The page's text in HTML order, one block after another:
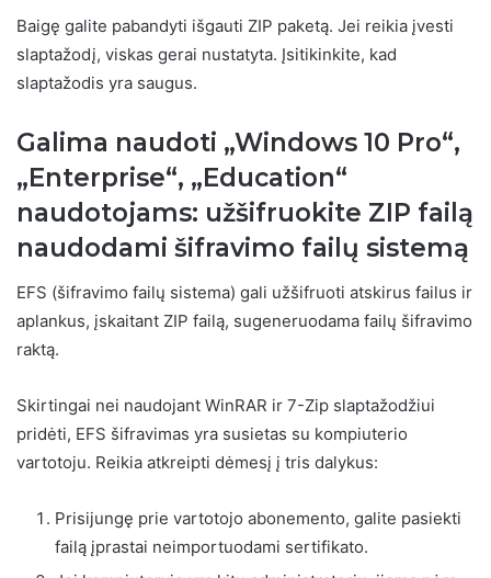
Baigę galite pabandyti išgauti ZIP paketą. Jei reikia įvesti
slaptažodį, viskas gerai nustatyta. Įsitikinkite, kad
slaptažodis yra saugus.
Galima naudoti „Windows 10 Pro“,
„Enterprise“, „Education“
naudotojams: užšifruokite ZIP failą
naudodami šifravimo failų sistemą
EFS (šifravimo failų sistema) gali užšifruoti atskirus failus ir
aplankus, įskaitant ZIP failą, sugeneruodama failų šifravimo
raktą.
Skirtingai nei naudojant WinRAR ir 7-Zip slaptažodžiui
pridėti, EFS šifravimas yra susietas su kompiuterio
vartotoju. Reikia atkreipti dėmesį į tris dalykus:
Prisijungę prie vartotojo abonemento, galite pasiekti
failą įprastai neimportuodami sertifikato.